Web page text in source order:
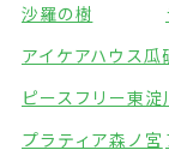
沙羅の樹
アイケアハウス瓜
ピースフリー東淀
プラティア森ノ宮